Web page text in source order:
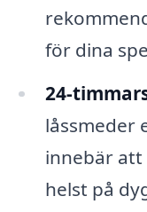
för dina
24-
låssmeder
innebär att
helst på